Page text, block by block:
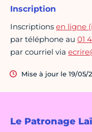
Le Patronage
Inscription
Inscriptions en ligne
par téléphone au 01
par courriel via
Mise à jour le 19/05/